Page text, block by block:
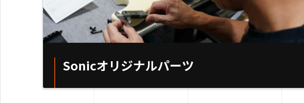
Sonicオリジナルパーツ